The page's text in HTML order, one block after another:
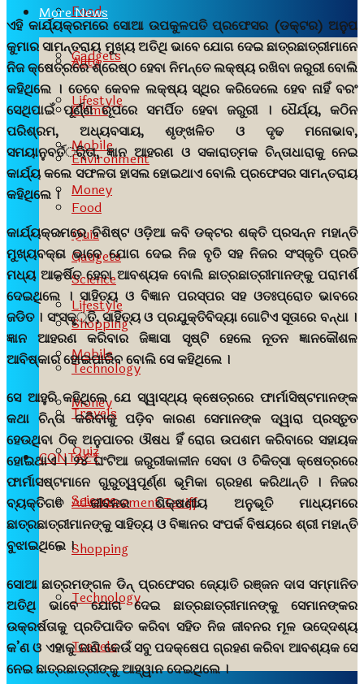
Food
Gadgets
Lifestyle
Mobile
Money
Quiz
Science
Shopping
Technology
Travels
CONTACT
Advertisement Tariff
More News
Auto
Crime
Environment
Food
Gadgets
Lifestyle
Mobile
Money
Quiz
Science
Shopping
Technology
Travels
ଏହି କାର୍ଯ୍ୟକ୍ରମରେ ସୋଆ ଉପକୁଳପତି ପ୍ରଫେସର (ଡକ୍ଟର) ଅନୁପ
କୁମାର ସାମନ୍ତରାୟ ମୁଖ୍ୟ ଅତିଥି ଭାବେ ଯୋଗ ଦେଇ ଛାତ୍ରଛାତ୍ରୀମାନେ
ନିଜ କ୍ଷେତ୍ରରେ ଶ୍ରେଷ୍ଠ ହେବା ନିମନ୍ତେ ଲକ୍ଷ୍ୟ ରଖିବା ଜରୁରୀ ବୋଲି
କହିଥିଲେ । ତେବେ କେବଳ ଲକ୍ଷ୍ୟ ସ୍ଥିର କରିଦେଲେ ହେବ ନାହିଁ ବରଂ
ସେଥିପାଇଁ ପୂର୍ଣ୍ଣ ରୂପରେ ସମର୍ପିତ ହେବା ଜରୁରୀ । ଧୈର୍ଯ୍ୟ, କଠିନ
ପରିଶ୍ରମ, ଅଧ୍ୟବସାୟ, ଶୃଙ୍ଖଳିତ ଓ ଦୃଢ ମନୋଭାବ,
ସମୟାନୁବର୍ତର୍ିତା, ଜ୍ଞାନ ଆହରଣ ଓ ସକାରାତ୍ମକ ଚିନ୍ତାଧାରାକୁ ନେଇ
କାର୍ଯ୍ୟ କଲେ ସଫଳତା ହାସଲ ହୋଇଥାଏ ବୋଲି ପ୍ରଫେସର ସାମନ୍ତରାୟ
କହିଥିଲେ ।
କାର୍ଯ୍ୟକ୍ରମରେ ବିଶିଷ୍ଟ ଓଡ଼ିଆ କବି ଡକ୍ଟର ଶକ୍ତି ପ୍ରସନ୍ନ ମହାନ୍ତି
ମୁଖ୍ୟବକ୍ତା ଭାବେ ଯୋଗ ଦେଇ ନିଜ ବୃତି ସହ ନିଜର ସଂସ୍କୃତି ପ୍ରତି
ମଧ୍ୟ ଆକର୍ଷିତ ହେବା ଆବଶ୍ୟକ ବୋଲି ଛାତ୍ରଛାତ୍ରୀମାନଙ୍କୁ ପରାମର୍ଶ
ଦେଇଥିଲେ । ସାହିତ୍ୟ ଓ ବିଜ୍ଞାନ ପରସ୍ପର ସହ ଓତଃପ୍ରୋତ ଭାବରେ
ଜଡିତ । ସଂସ୍କୃ୍୍ତି, ସାହିତ୍ୟ ଓ ପ୍ରଯୁକ୍ତିବିଦ୍ୟା ଗୋଟିଏ ସୂତାରେ ବନ୍ଧା ।
ଜ୍ଞାନ ଆହରଣ କରିବାର ଜିଜ୍ଞାସା ସୃଷ୍ଟି ହେଲେ ନୂତନ ଜ୍ଞାନକୌଶଳ
ଆବିଷ୍କାର ହୋଇପାରିବ ବୋଲି ସେ କହିଥିଲେ ।
ସେ ଆହୁରି କହିଥିଲେ ଯେ ସ୍ୱାସ୍ଥ୍ୟ କ୍ଷେତ୍ରରେ ଫାର୍ମାସିଷ୍ଟମାନଙ୍କ
କଥା ଚିନ୍ତା କରିବାକୁ ପଡ଼ିବ କାରଣ ସେମାନଙ୍କ ଦ୍ୱାରା ପ୍ରସ୍ତୁତ
ହେଉଥିବା ଠିକ୍ ଅନୁପାତର ଔଷଧ ହିଁ ରୋଗ ଉପଶମ କରିବାରେ ସହାୟକ
ହୋଇଥାଏ । ୨୪ ଘଂଟିଆ ଜରୁରୀକାଳୀନ ସେବା ଓ ଚିକିତ୍ସା କ୍ଷେତ୍ରରେ
ଫାର୍ମାସଷ୍ଟମାନେ ଗୁରୁତ୍ୱପୂର୍ଣ୍ଣ ଭୂମିକା ଗ୍ରହଣ କରିଥାନ୍ତି । ନିଜର
ବ୍ୟକ୍ତିଗତ ଜୀବନର ଶିକ୍ଷଣୀୟ ଅନୁଭୂତି ମାଧ୍ୟମରେ
ଛାତ୍ରଛାତ୍ରୀମାନଙ୍କୁ ସାହିତ୍ୟ ଓ ବିଜ୍ଞାନର ସଂପର୍କ ବିଷୟରେ ଶ୍ରୀ ମହାନ୍ତି
ବୁଝାଇଥିଲେ ।
ସୋଆ ଛାତ୍ରମଙ୍ଗଳ ଡିନ୍ ପ୍ରଫେସର ଜ୍ୟୋତି ରଞ୍ଜନ ଦାସ ସମ୍ମାନିତ
ଅତିଥି ଭାବେ ଯୋଗ ଦେଇ ଛାତ୍ରଛାତ୍ରୀମାନଙ୍କୁ ସେମାନଙ୍କର
ଉକ୍ରର୍ଷତାକୁ ପ୍ରତିପାଦିତ କରିବା ସହିତ ନିଜ ଜୀବନର ମୂଳ ଉଦେ୍ଦଶ୍ୟ
କ’ଣ ଓ ଏହାକୁ ଜାଣି କେଉଁ ସବୁ ପଦକ୍ଷେପ ଗ୍ରହଣ କରିବା ଆବଶ୍ୟକ ସେ
ନେଇ ଛାତ୍ରଛାତ୍ରୀଙ୍କୁ ଆହ୍ୱାନ ଦେଇଥିଲେ ।